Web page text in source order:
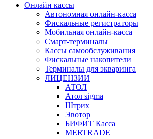
Онлайн кассы
Автономная онлайн-касса
Фискальные регистраторы
Мобильная онлайн-касса
Смарт-терминалы
Кассы самообслуживания
Фискальные накопители
Терминалы для экваринга
ЛИЦЕНЗИИ
АТОЛ
Атол sigma
Штрих
Эвотор
БИФИТ Касса
MERTRADE